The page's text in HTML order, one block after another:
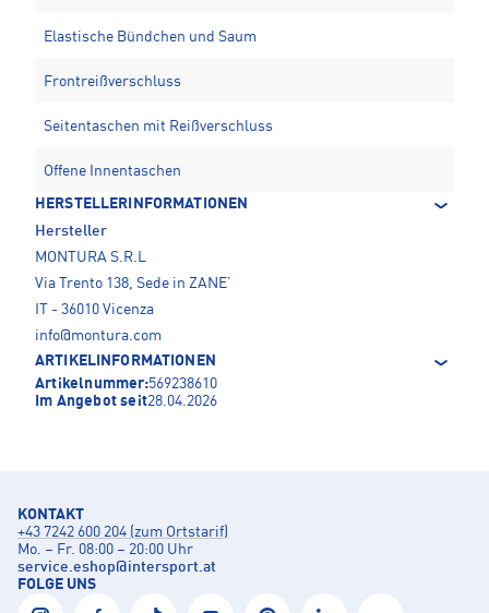
Elastische Bündchen und Saum
Frontreißverschluss
Seitentaschen mit Reißverschluss
Offene Innentaschen
HERSTELLERINFORMATIONEN
Hersteller
MONTURA S.R.L
Via Trento 138, Sede in ZANE’
IT - 36010 Vicenza
info@montura.com
ARTIKELINFORMATIONEN
Artikelnummer:569238610
Im Angebot seit28.04.2026
KONTAKT
+43 7242 600 204 (zum Ortstarif)
Mo. – Fr. 08:00 – 20:00 Uhr
service.eshop@intersport.at
FOLGE UNS